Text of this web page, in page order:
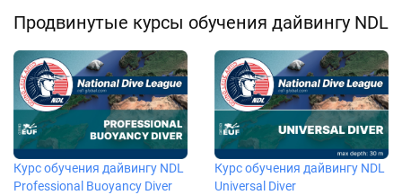
Продвинутые курсы обучения дайвингу NDL
Курс обучения дайвингу NDL
Professional Buoyancy Diver
Курс обучения дайвингу NDL
Universal Diver